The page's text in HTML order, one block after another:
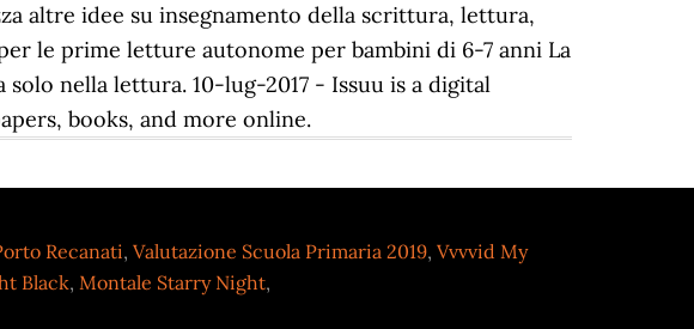
altre idee su insegnamento della scrittura, lettura,
le prime letture autonome per bambini di 6-7 anni La
nella lettura. 10-lug-2017 - Issuu is a digital
books, and more online.
Recanati, Valutazione Scuola Primaria 2019, Vvvvid My
Black, Montale Starry Night,